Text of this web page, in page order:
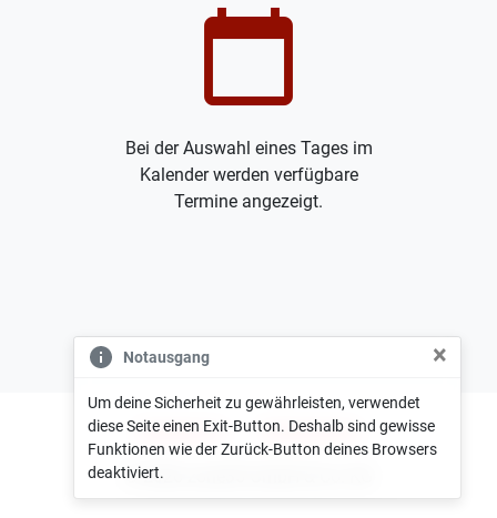
calendar_today
Bei der Auswahl eines Tages im
Kalender werden verfügbare
Termine angezeigt.
© 2026 zone35 GmbH & Co. KG
Impressum Datenschutz
Notausgang ×
Um deine Sicherheit zu gewährleisten, verwendet
diese Seite einen Exit-Button. Deshalb sind gewisse
Funktionen wie der Zurück-Button deines Browsers
deaktiviert.